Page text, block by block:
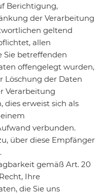
Berichtigung,
der Verarbeitung
geltend
allen
Sie betreffenden
offengelegt wurden,
Löschung der Daten
Verarbeitung
dies erweist sich als
verbunden.
über diese Empfänger
gemäß Art. 20
Ihre
die Sie uns